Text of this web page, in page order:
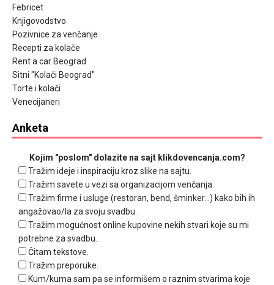
Febricet
Knjigovodstvo
Pozivnice za venčanje
Recepti za kolače
Rent a car Beograd
Sitni "Kolači Beograd"
Torte i kolači
Venecijaneri
Anketa
Kojim "poslom" dolazite na sajt klikdovencanja.com?
Tražim ideje i inspiraciju kroz slike na sajtu.
Tražim savete u vezi sa organizacijom venčanja.
Tražim firme i usluge (restoran, bend, šminker...) kako bih ih
angažovao/la za svoju svadbu.
Tražim mogućnost online kupovine nekih stvari koje su mi
potrebne za svadbu.
Čitam tekstove.
Tražim preporuke.
Kum/kuma sam pa se informišem o raznim stvarima koje